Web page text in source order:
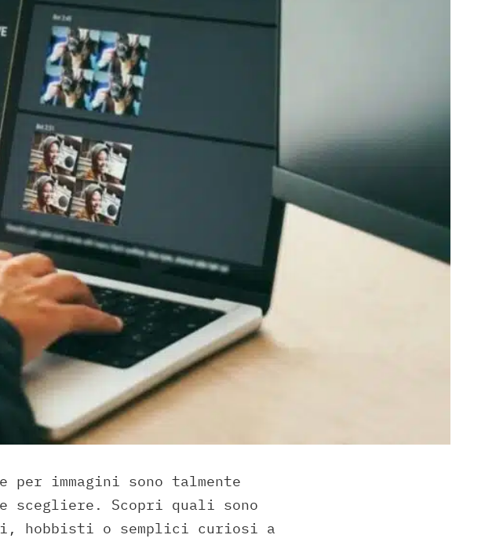
immagini sono talmente
scegliere. Scopri quali sono
hobbisti o semplici curiosi a